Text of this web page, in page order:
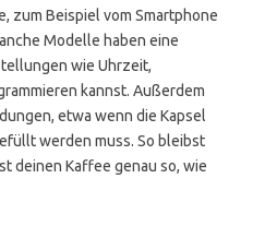
zum Beispiel vom Smartphone
Modelle haben eine
wie Uhrzeit,
kannst. Außerdem
etwa wenn die Kapsel
werden muss. So bleibst
deinen Kaffee genau so, wie